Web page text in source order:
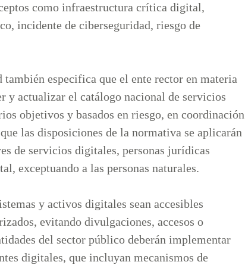
como infraestructura crítica digital,
incidente de ciberseguridad, riesgo de
especifica que el ente rector en materia
y actualizar el catálogo nacional de servicios
objetivos y basados en riesgo, en coordinación
las disposiciones de la normativa se aplicarán
de servicios digitales, personas jurídicas
exceptuando a las personas naturales.
y activos digitales sean accesibles
evitando divulgaciones, accesos o
del sector público deberán implementar
digitales, que incluyan mecanismos de